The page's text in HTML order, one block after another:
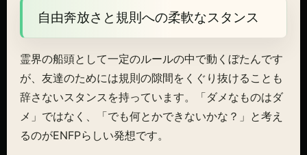
自由奔放さと規則への柔軟なスタンス
霊界の船頭として一定のルールの中で動くぼたんです
が、友達のためには規則の隙間をくぐり抜けることも
辞さないスタンスを持っています。「ダメなものはダ
メ」ではなく、「でも何とかできないかな？」と考え
るのがENFPらしい発想です。